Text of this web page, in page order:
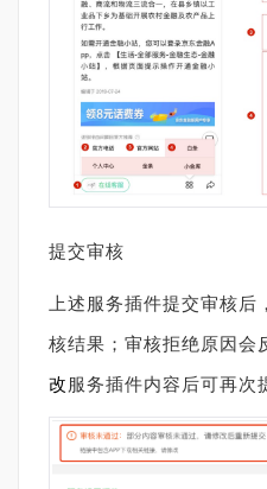
提交审核
上述服务插件提交审核
核结果；审核拒绝原因会
改 服务插件内容后可再次